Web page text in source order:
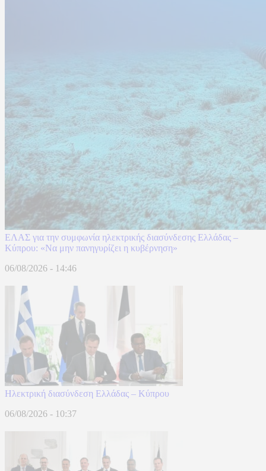
ΕΛΑΣ για την συμφωνία ηλεκτρικής διασύνδεσης Ελλάδας –
Κύπρου: «Να μην πανηγυρίζει η κυβέρνηση»
06/08/2026 - 14:46
Ηλεκτρική διασύνδεση Ελλάδας – Κύπρου
06/08/2026 - 10:37